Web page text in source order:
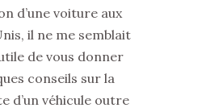
d’une voiture aux
il ne me semblait
de vous donner
conseils sur la
d’un véhicule outre